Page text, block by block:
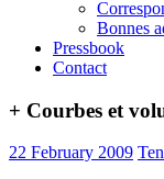
Bonnes
Pressbook
Contact
+ Courbes et
22 February 2009